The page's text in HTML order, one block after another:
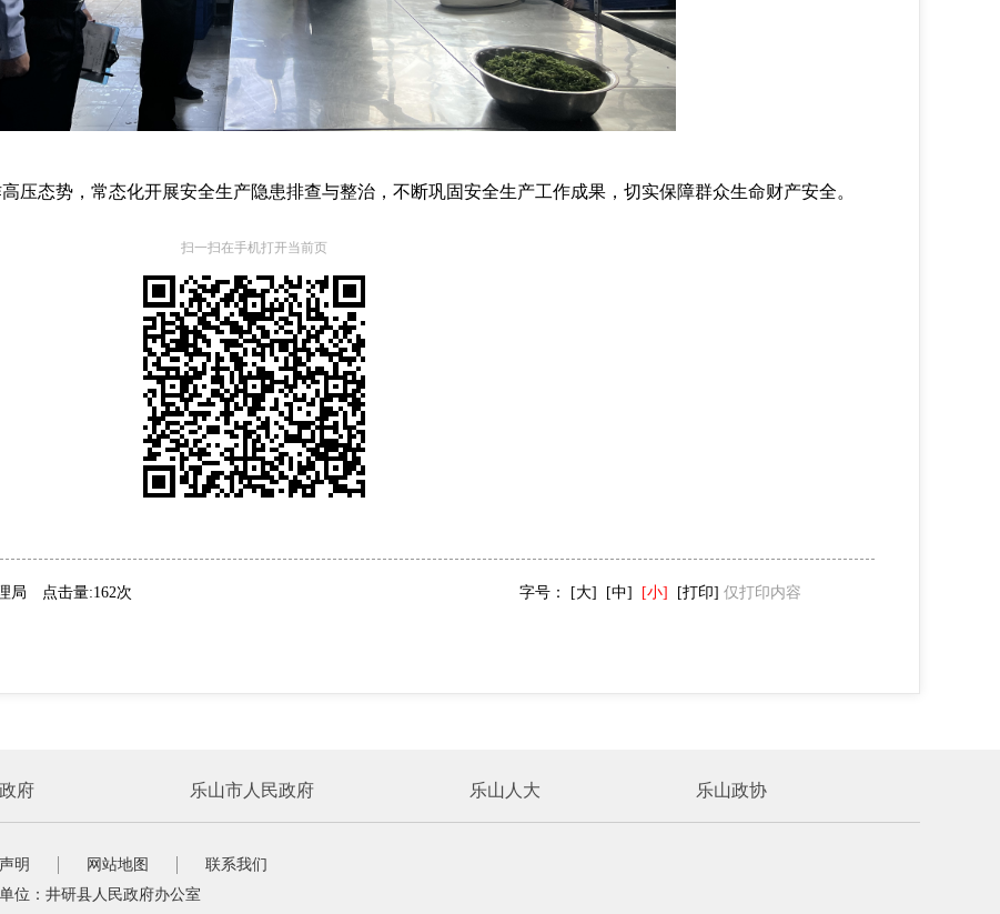
态势，常态化开展安全生产隐患排查与整治，不断巩固安全生产工作成果，切实保障群众生命财产安全。
扫一扫在手机打开当前页
局 点击量:162次 字号： [大] [中] [小] [打印] 仅打印内容
府 乐山市人民政府 乐山人大 乐山政协
明 网站地图
联系我们
位：井研县人民政府办公室